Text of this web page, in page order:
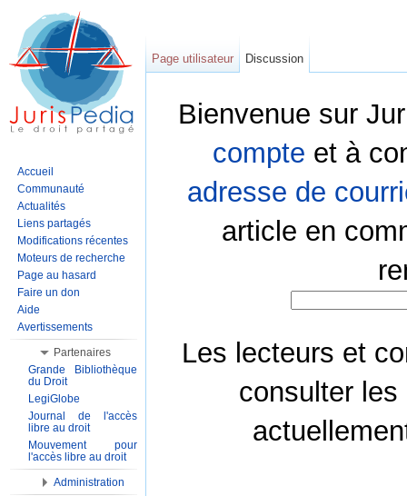
Bienvenue sur
compte et à
adresse de
article en
Les lecteurs et
consulter les
Page utilisateur Discussion
Accueil
Communauté
Actualités
Liens partagés
Modifications récentes
Moteurs de recherche
Page au hasard
Faire un don
Aide
Avertissements
Partenaires
Grande Bibliothèque
du Droit
LegiGlobe
Journal de l'accès
libre au droit
Mouvement pour
l'accès libre au droit
Administration